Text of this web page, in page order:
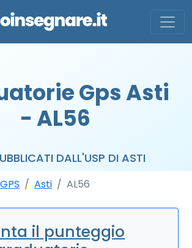
Gps Asti
- AL56
DALL'USP DI ASTI
Asti AL56
il punteggio